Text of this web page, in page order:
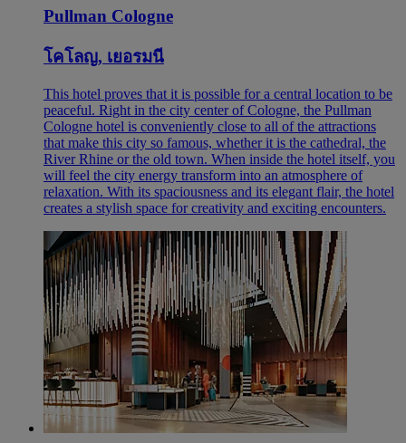
Pullman Cologne
โคโลญ, เยอรมนี
This hotel proves that it is possible for a central location to be
peaceful. Right in the city center of Cologne, the Pullman
Cologne hotel is conveniently close to all of the attractions
that make this city so famous, whether it is the cathedral, the
River Rhine or the old town. When inside the hotel itself, you
will feel the city energy transform into an atmosphere of
relaxation. With its spaciousness and its elegant flair, the hotel
creates a stylish space for creativity and exciting encounters.